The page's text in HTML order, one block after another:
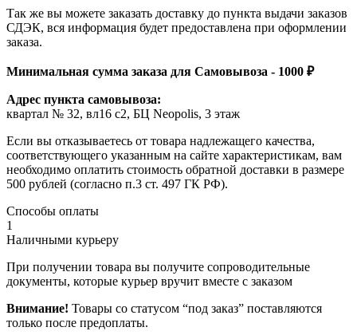
Так же вы можете заказать доставку до пункта выдачи заказов
СДЭК, вся информация будет предоставлена при оформлении
заказа.
Минимальная сумма заказа для Самовывоза - 1000 ₽
Адрес пункта самовывоза:
квартал № 32, вл16 с2, БЦ Neopolis, 3 этаж
Если вы отказываетесь от товара надлежащего качества,
соответствующего указанным на сайте характеристикам, вам
необходимо оплатить стоимость обратной доставки в размере
500 рублей (согласно п.3 ст. 497 ГК РФ).
Способы оплаты
1
Наличными курьеру
При получении товара вы получите сопроводительные
документы, которые курьер вручит вместе с заказом
Внимание! Товары со статусом “под заказ” поставляются
только после предоплаты.